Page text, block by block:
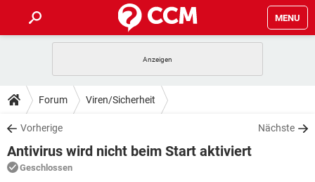
MENU
ANDROID
WINDOWS 10
WHATSAPP TIKTOK
FACEBOOK
TIPPS & TRICKS
SPIELE
WINDOWS 10
DOWNLOADS
SPIELE STREAMING
ANDROID
FORUM
Forum Viren/Sicherheit
Vorherige Nächste
Antivirus wird nicht beim Start aktiviert
Geschlossen